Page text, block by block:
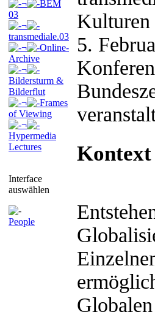
¬
BEM
03
¬
transmediale.03
¬
Online-
Archive
¬
Bildersturm &
Bilderflut
¬
Frames
of Viewing
¬
Hypermedia
Lectures
Interface
auswählen
People
Kulturen
5.
Kontext